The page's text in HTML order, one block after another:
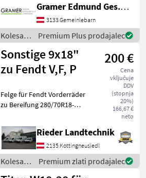
40 km/h (SI: A8), Indeks
nosilnosti (LI): LI: 143 (2725
kg), Prem
Gramer Edmund Ges.m.b.H.
3133 Gemeinlebarn
Kolesa,
platišča
in
pnevmatike
/
Premium Plus prodajalec
Sonstige 9x18"
zu Fendt V,F, P
200 €
Cena
vključuje
DDV
(stopnja
20%)
166,67 €
neto
Felge für Fendt Vorderräder
zu Bereifung 280/70R18-
Umbereifung Preis per
Stück platišča Kolesa,
platišča in pnevmatike
Druga kolesa, platišča in
pnevm
Rieder Landtechnik
2135 Kottingneusiedl
Kolesa,
platišča
Premium zlati prodajalec